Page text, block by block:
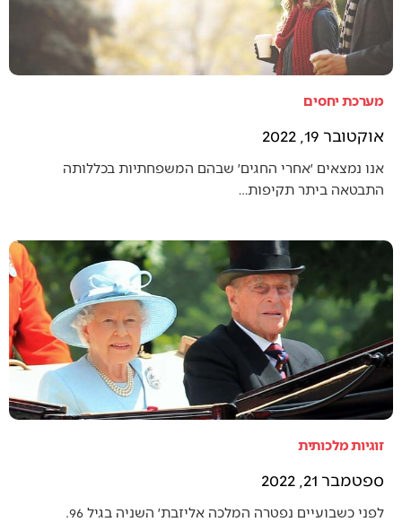
מערכת יחסים
אוקטובר 19, 2022
אנו נמצאים ׳אחרי החגים׳ שבהם המשפחתיות בכללותה
התבטאה ביתר תקיפות…
זוגיות מלכותית
ספטמבר 21, 2022
לפני כשבועיים נפטרה המלכה אליזבת׳ השניה בגיל 96.